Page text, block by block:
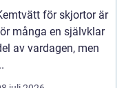
klädvård i
för skjortor är
många en självklar
av vardagen, men